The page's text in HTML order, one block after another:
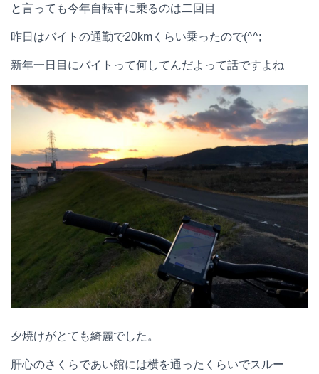
と言っても今年自転車に乗るのは二回目
昨日はバイトの通勤で20kmくらい乗ったので(^^;
新年一日目にバイトって何してんだよって話ですよね
夕焼けがとても綺麗でした。
肝心のさくらであい館には横を通ったくらいでスルー